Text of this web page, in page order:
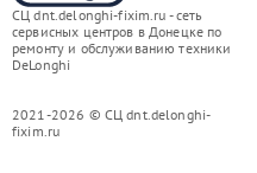
СЦ dnt.delonghi-fixim.ru - сеть
сервисных центров в Донецке по
ремонту и обслуживанию техники
DeLonghi
2021-2026 © СЦ dnt.delonghi-
fixim.ru